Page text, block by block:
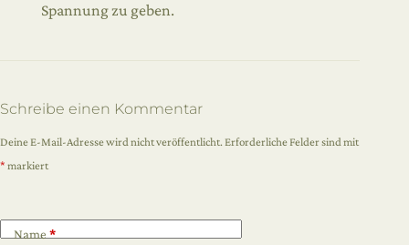
Spannung zu geben.
Schreibe einen Kommentar
Deine E-Mail-Adresse wird nicht veröffentlicht.Erforderliche Felder sind mit
* markiert
Name*